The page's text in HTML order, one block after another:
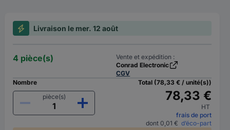
Livraison le mer. 12 août
4 pièce(s)
Vente et expédition :
Conrad Electronic
CGV
Nombre
pièce(s)
Total (78,33 € / unité(s))
78,33 €
HT
frais de port
dont 0,01 € d’éco-part